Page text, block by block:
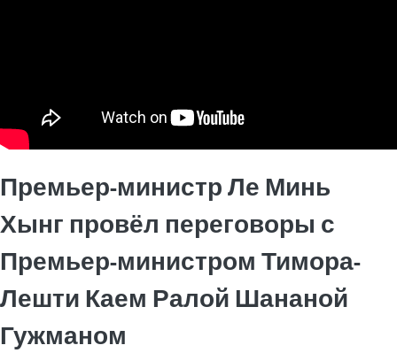
Премьер-министр Ле Минь
Хынг провёл переговоры с
Премьер-министром Тимора-
Лешти Каем Ралой Шананой
Гужманом